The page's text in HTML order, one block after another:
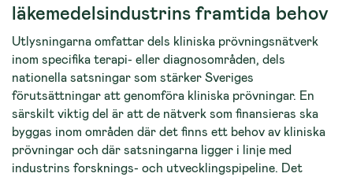
läkemedelsindustrins framtida behov
Utlysningarna omfattar dels kliniska prövningsnätverk
inom specifika terapi- eller diagnosområden, dels
nationella satsningar som stärker Sveriges
förutsättningar att genomföra kliniska prövningar. En
särskilt viktig del är att de nätverk som finansieras ska
byggas inom områden där det finns ett behov av kliniska
prövningar och där satsningarna ligger i linje med
industrins forsknings- och utvecklingspipeline. Det